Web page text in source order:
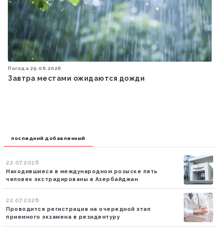
Погода 29.06.2026
Завтра местами ожидаются дожди
последний добавленный
22.07.2026
Находившиеся в международном розыске пять
человек экстрадированы в Азербайджан
22.07.2026
Проводится регистрация на очередной этап
приемного экзамена в резидентуру